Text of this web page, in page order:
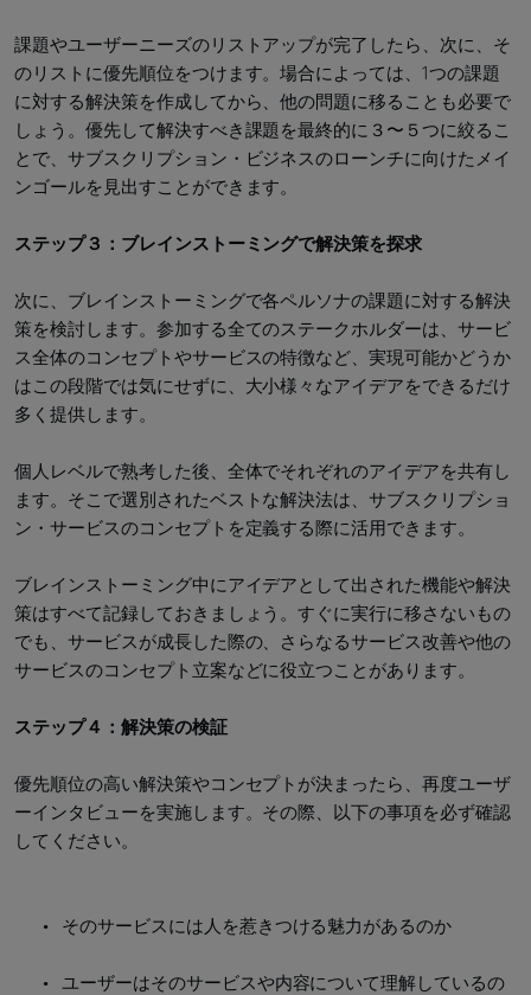
課題やユーザーニーズのリストアップが完了したら、次に、そ
のリストに優先順位をつけます。場合によっては、1つの課題
に対する解決策を作成してから、他の問題に移ることも必要で
しょう。優先して解決すべき課題を最終的に３〜５つに絞るこ
とで、サブスクリプション・ビジネスのローンチに向けたメイ
ンゴールを見出すことができます。
ステップ３：ブレインストーミングで解決策を探求
次に、ブレインストーミングで各ペルソナの課題に対する解決
策を検討します。参加する全てのステークホルダーは、サービ
ス全体のコンセプトやサービスの特徴など、実現可能かどうか
はこの段階では気にせずに、大小様々なアイデアをできるだけ
多く提供します。
個人レベルで熟考した後、全体でそれぞれのアイデアを共有し
ます。そこで選別されたベストな解決法は、サブスクリプショ
ン・サービスのコンセプトを定義する際に活用できます。
ブレインストーミング中にアイデアとして出された機能や解決
策はすべて記録しておきましょう。すぐに実行に移さないもの
でも、サービスが成長した際の、さらなるサービス改善や他の
サービスのコンセプト立案などに役立つことがあります。
ステップ４：解決策の検証
優先順位の高い解決策やコンセプトが決まったら、再度ユーザ
ーインタビューを実施します。その際、以下の事項を必ず確認
してください。
そのサービスには人を惹きつける魅力があるのか
ユーザーはそのサービスや内容について理解しているの